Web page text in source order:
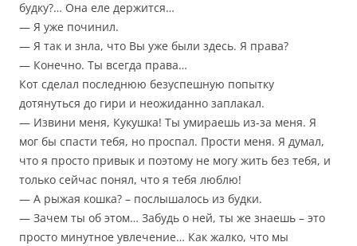
будку?… Она еле держится…
— Я уже починил.
— Я так и знла, что Вы уже были здесь. Я права?
— Конечно. Ты всегда права…
Кот сделал последнюю безуспешную попытку
дотянуться до гири и неожиданно заплакал.
— Извини меня, Кукушка! Ты умираешь из-за меня. Я
мог бы спасти тебя, но проспал. Прости меня. Я думал,
что я просто привык и поэтому не могу жить без тебя, и
только сейчас понял, что я тебя люблю!
— А рыжая кошка? – послышалось из будки.
— Зачем ты об этом… Забудь о ней, ты же знаешь – это
просто минутное увлечение… Как жалко, что мы